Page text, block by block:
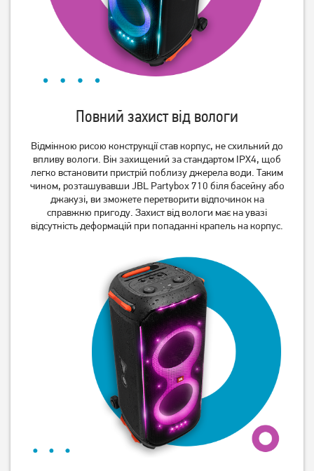
Акустична система Edifier
IF200 White
грн
2 059грн
Акустична система Hoco
HC6 Navy Blue
1 249грн
Акустична система Pixus
Акустична система Hoco
HC6 Black
1 249
Повний захист від вологи
Відмінною рисою конструкції став корпус, не схильний до
впливу вологи. Він захищений за стандартом IPX4, щоб
легко встановити пристрій поблизу джерела води. Таким
чином, розташувавши JBL Partybox 710 біля басейну або
джакузі, ви зможете перетворити відпочинок на
справжню пригоду. Захист від вологи має на увазі
відсутність деформацій при попаданні крапель на корпус.